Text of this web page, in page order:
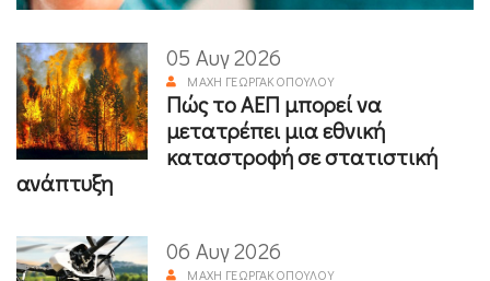
05 Αυγ 2026
ΜΆΧΗ ΓΕΩΡΓΑΚΟΠΟΎΛΟΥ
Πώς το ΑΕΠ μπορεί να
μετατρέπει μια εθνική
καταστροφή σε στατιστική
ανάπτυξη
06 Αυγ 2026
ΜΆΧΗ ΓΕΩΡΓΑΚΟΠΟΎΛΟΥ